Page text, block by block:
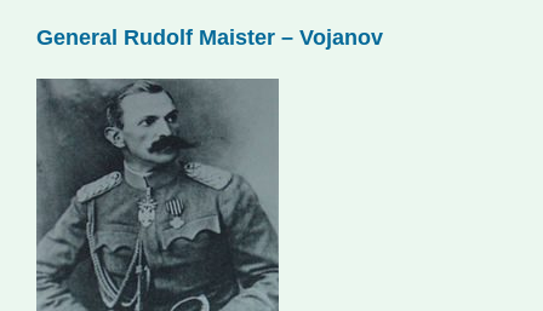
Kontakti
Novi odmev – naše glasilo
Založništvo
General Rudolf Maister – Vojanov